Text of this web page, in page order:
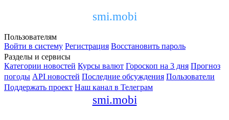
smi.mobi
Пользователям
Войти в систему Регистрация Восстановить пароль
Разделы и сервисы
Категории новостей Курсы валют Гороскоп на 3 дня Прогноз
погоды API новостей Последние обсуждения Пользователи
Поддержать проект Наш канал в Телеграм
smi.mobi